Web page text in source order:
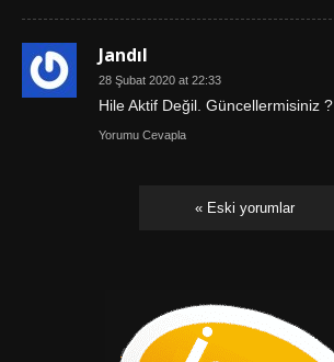
Jandıl
28 Şubat 2020 at 22:33
Hile Aktif Değil. Güncellermisiniz ?
Yorumu Cevapla
« Eski yorumlar